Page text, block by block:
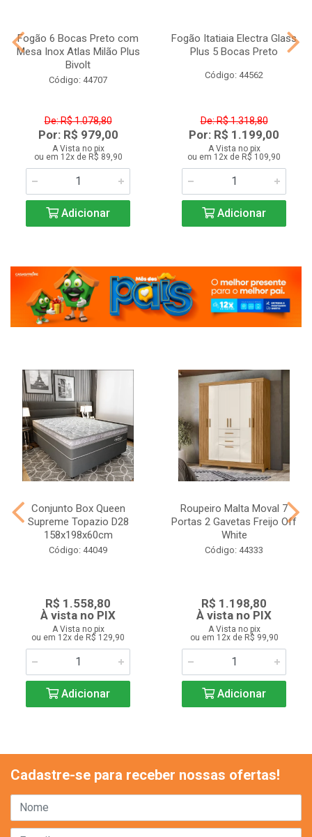
Fogão 6 Bocas Preto com
Mesa Inox Atlas Milão Plus
Bivolt
Código: 44707
De: R$ 1.078,80
Por: R$ 979,00
A Vista no pix
ou em 12x de R$ 89,90
Adicionar
Fogão Itatiaia Electra Glass
Plus 5 Bocas Preto
Código: 44562
De: R$ 1.318,80
Por: R$ 1.199,00
A Vista no pix
ou em 12x de R$ 109,90
Adicionar
Conjunto Box Queen
Supreme Topazio D28
158x198x60cm
Código: 44049
R$ 1.558,80
À vista no PIX
A Vista no pix
ou em 12x de R$ 129,90
Adicionar
Roupeiro Malta Moval 7
Portas 2 Gavetas Freijo Off
White
Código: 44333
R$ 1.198,80
À vista no PIX
A Vista no pix
ou em 12x de R$ 99,90
Adicionar
Cadastre-se para receber nossas ofertas!